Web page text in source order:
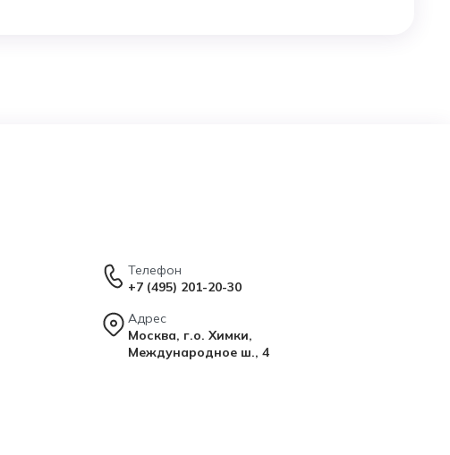
Телефон
+7 (495) 201-20-30
Адрес
Москва, г.о. Химки,
Международное ш., 4